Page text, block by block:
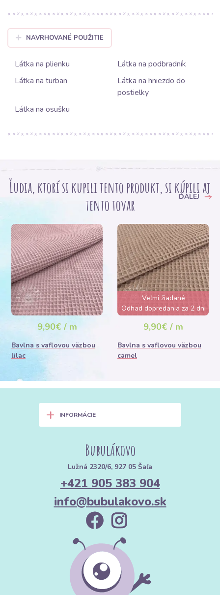
NAVRHOVANÉ POUŽITIE
Látka na plienku
Látka na podbradník
Látka na turban
Látka na hniezdo do
postielky
Látka na osušku
Ľudia, ktorí si kupili tento produkt, si kúpili aj
tento tovar
ĎALEJ
9,90€ / m
Bavlna s vaflovou väzbou
lilac
Veľmi žiadané
Odhad dopredania za 2 dni
9,90€ / m
Bavlna s vaflovou väzbou
camel
+ INFORMÁCIE
Bubulákovo
Lužná 2320/6, 927 05 Šaľa
+421 905 383 904
info@bubulakovo.sk